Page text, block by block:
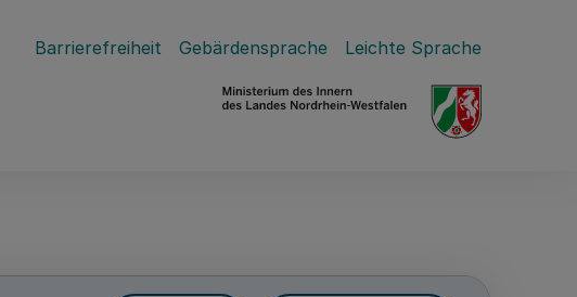
Barrierefreiheit Gebärdensprache Leichte Sprache